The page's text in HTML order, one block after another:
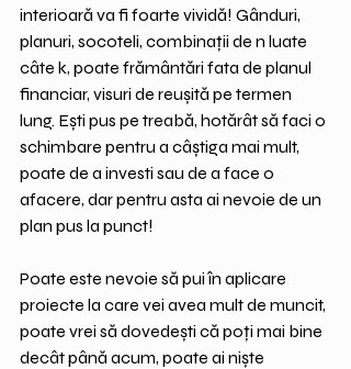
interioară va fi foarte vividă! Gânduri,
planuri, socoteli, combinații de n luate
câte k, poate frământări fata de planul
financiar, visuri de reușită pe termen
lung. Ești pus pe treabă, hotărât să faci o
schimbare pentru a câștiga mai mult,
poate de a investi sau de a face o
afacere, dar pentru asta ai nevoie de un
plan pus la punct!
Poate este nevoie să pui în aplicare
proiecte la care vei avea mult de muncit,
poate vrei să dovedești că poți mai bine
decât până acum, poate ai niște